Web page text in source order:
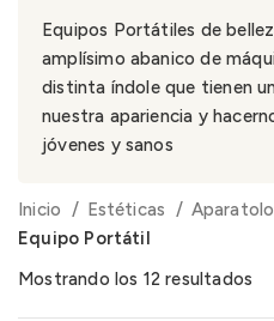
Equipos Portátiles de
amplísimo abanico de
distinta índole que tienen
nuestra apariencia y
jóvenes y sanos
Inicio Estéticas
Equipo Portátil
Mostrando los 12 resultados